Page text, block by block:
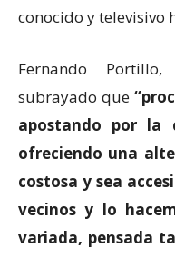
conocido y televisivo
Fernando
subrayado que
apostando por la
ofreciendo una
costosa y sea
vecinos y lo
variada, pensada